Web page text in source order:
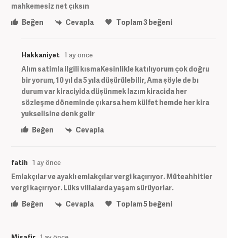
mahkemesiz net çıksın
Beğen
Cevapla Toplam3beğeni
Hakkaniyet 1 ay önce
Alım satimla ilgili kısmaKesinlikle katılıyorum çok doğru
bir yorum, 10 yıl da 5 yıla düşürülebilir, Ama şöyle de bı
durum var kiraciyida düşünmek lazım kiracida her
sözleşme döneminde çıkarsa hem külfet hemde her kira
yukselisine denk gelir
Beğen
Cevapla
fatih 1 ay önce
Emlakçılar ve ayaklı emlakçılar vergi kaçırıyor. Müteahhitler
vergi kaçırıyor. Lüks villalarda yaşam sürüyorlar.
Beğen
Cevapla Toplam5beğeni